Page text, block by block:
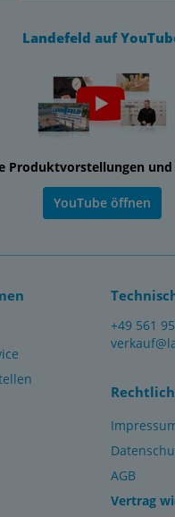
Landefeld auf
Produktvorstellungen
YouTube öffnen
+49 561
AGB
Vertrag